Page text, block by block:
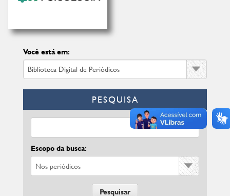
Você está em:
PESQUISA
Escopo da busca: